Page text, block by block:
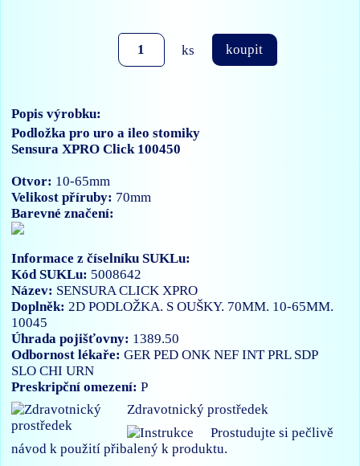
ks koupit
Popis výrobku:
Podložka pro uro a ileo stomiky
Sensura XPRO Click 100450
Otvor: 10-65mm
Velikost příruby: 70mm
Barevné značení:
Informace z číselníku SUKLu:
Kód SUKLu: 5008642
Název: SENSURA CLICK XPRO
Doplněk:2D PODLOŽKA. S OUŠKY. 70MM. 10-65MM.
10045
Úhrada pojišťovny: 1389.50
Odbornost lékaře:GERPEDONKNEFINTPRL SDP
SLOCHIURN
Preskripční omezení:P
Zdravotnický prostředek
Prostudujte si pečlivě
návod k použití přibalený k produktu.